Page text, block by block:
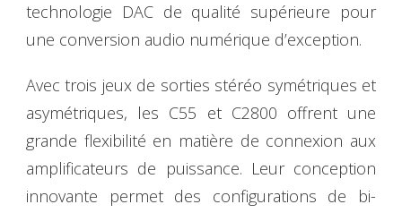
technologie DAC de qualité supérieure pour
une conversion audio numérique d’exception.
Avec trois jeux de sorties stéréo symétriques et
asymétriques, les C55 et C2800 offrent une
grande flexibilité en matière de connexion aux
amplificateurs de puissance. Leur conception
innovante permet des configurations de bi-